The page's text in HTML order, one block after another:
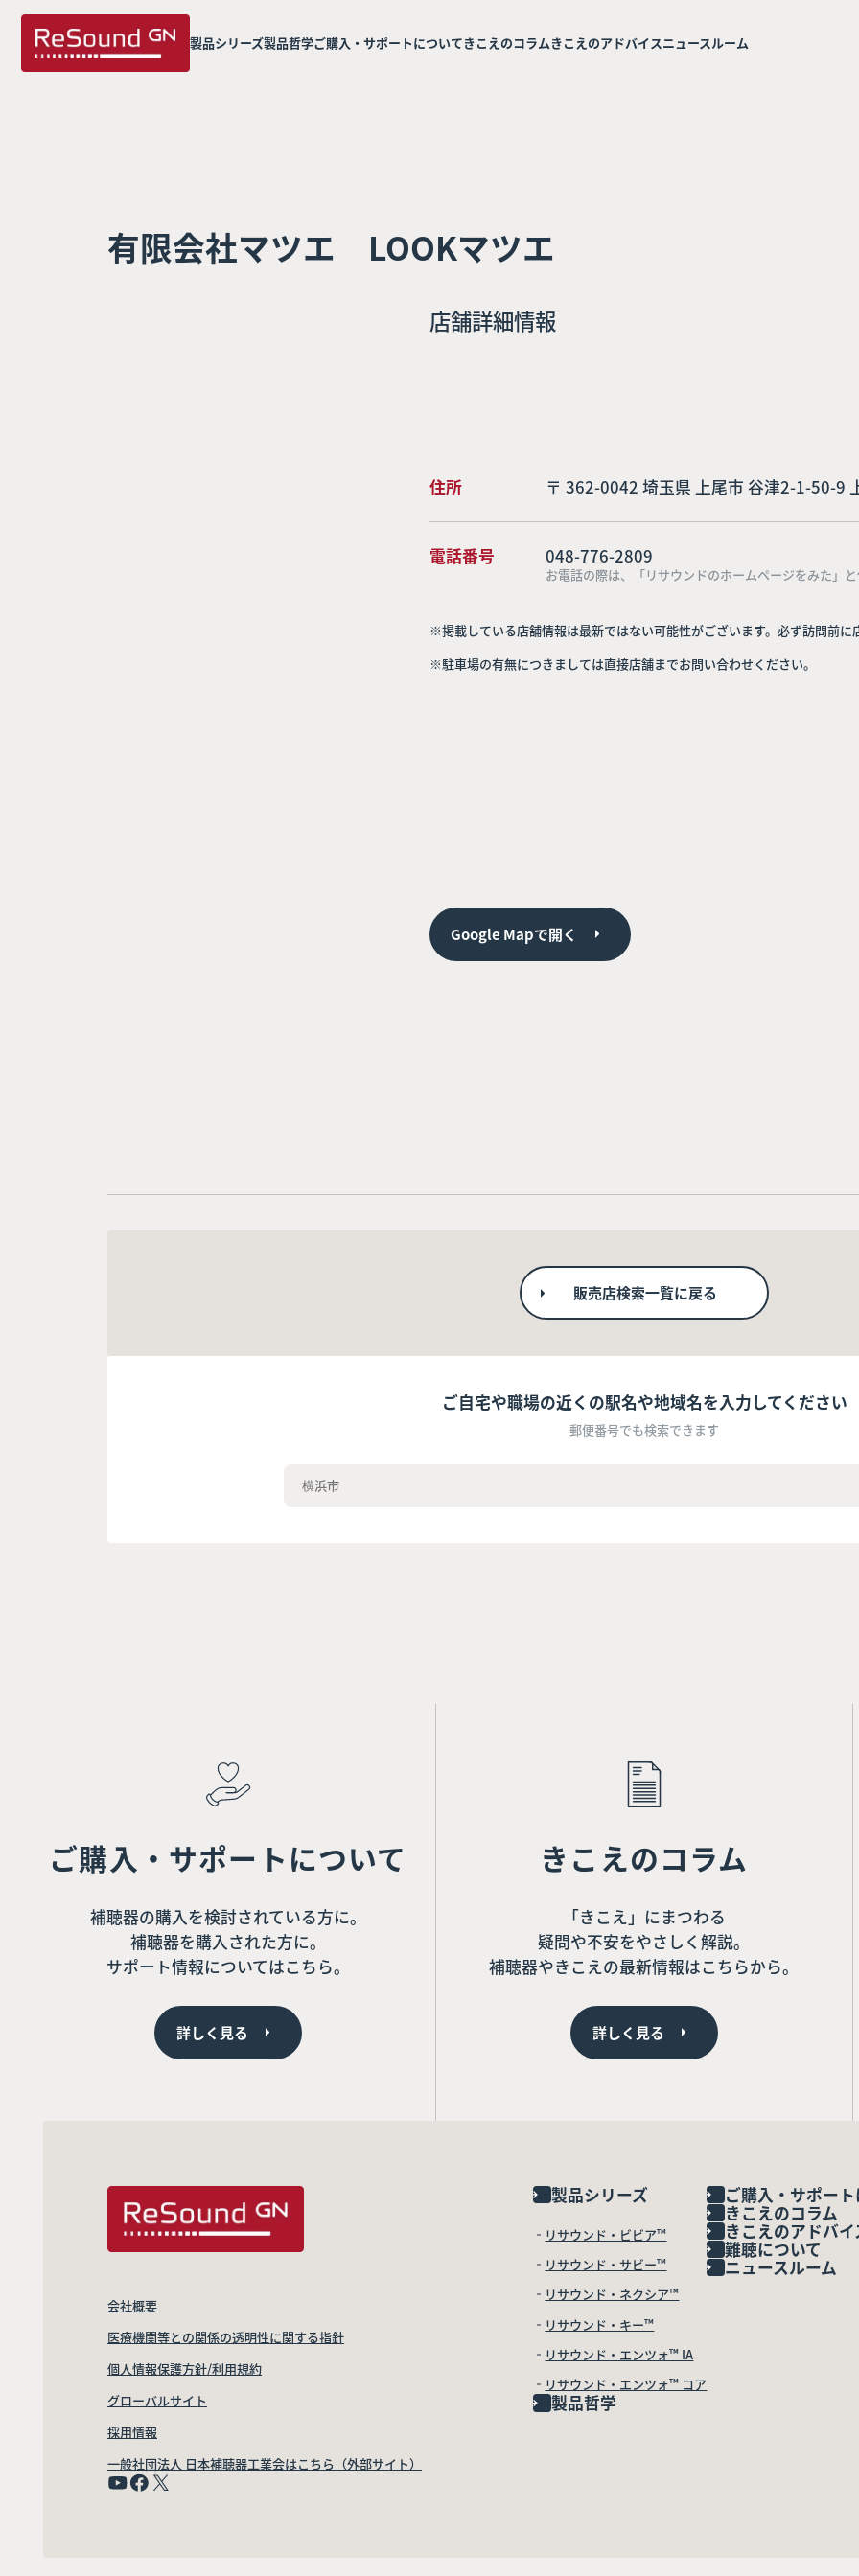
製品シリーズ製品哲学ご購入・サポートについてきこえのコラムきこえのアドバイスニュースルーム
有限会社マツエ LOOKマツエ
店舗詳細情報
住所 〒 362-0042 埼玉県 上尾市 谷津2-1-50-9
電話番号 048-776-2809
お電話の際は、「リサウンドのホームページをみた」
※掲載している店舗情報は最新ではない可能性がございます。必ず訪問前に
※駐車場の有無につきましては直接店舗までお問い合わせください。
Google Mapで開く
販売店検索一覧に戻る
ご自宅や職場の近くの駅名や地域名を入力してください
郵便番号でも検索できます
ご購入・サポートについて
補聴器の購入を検討されている方に。
補聴器を購入された方に。
サポート情報についてはこちら。
詳しく見る
きこえのコラム
「きこえ」にまつわる
疑問や不安をやさしく解説。
補聴器やきこえの最新情報はこちらから。
詳しく見る
製品シリーズ
リサウンド・ビビア™
リサウンド・サビー™
リサウンド・ネクシア™
リサウンド・キー™
リサウンド・エンツォ™ IA
リサウンド・エンツォ™ コア
製品哲学
ご購入・サポー
きこえのコラム
きこえのアドバイ
難聴について
ニュースルーム
会社概要
医療機関等との関係の透明性に関する指針
個人情報保護方針/利用規約
グローバルサイト
採用情報
一般社団法人 日本補聴器工業会はこちら（外部サイト）